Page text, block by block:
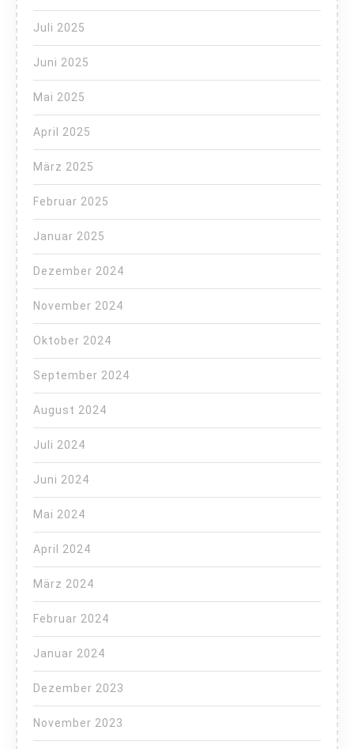
Juli 2025
Juni 2025
Mai 2025
April 2025
März 2025
Februar 2025
Januar 2025
Dezember 2024
November 2024
Oktober 2024
September 2024
August 2024
Juli 2024
Juni 2024
Mai 2024
April 2024
März 2024
Februar 2024
Januar 2024
Dezember 2023
November 2023